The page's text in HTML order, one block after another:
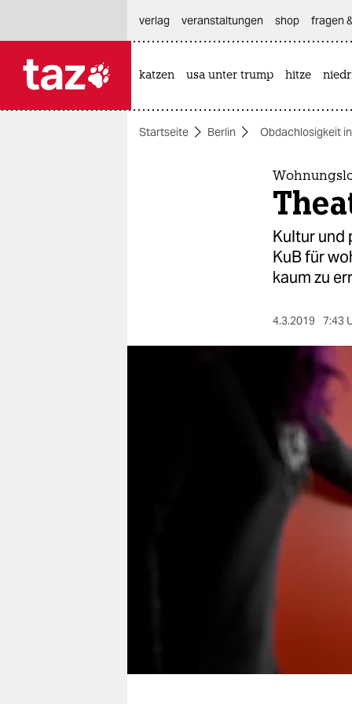
themen
genossenschaft
verlag
veranstaltungen shop fragen
katzen usa unter trump hitze
Startseite Berlin Obdachlosigkeit
Kultur und
KuB für
kaum zu
4.3.2019 7:43